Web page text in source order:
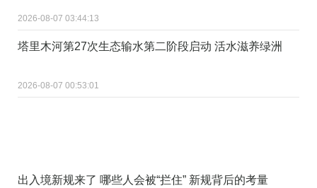
2026-08-07 03:44:13
塔里木河第27次生态输水第二阶段启动 活水滋养绿洲
2026-08-07 00:53:01
出入境新规来了 哪些人会被“拦住” 新规背后的考量